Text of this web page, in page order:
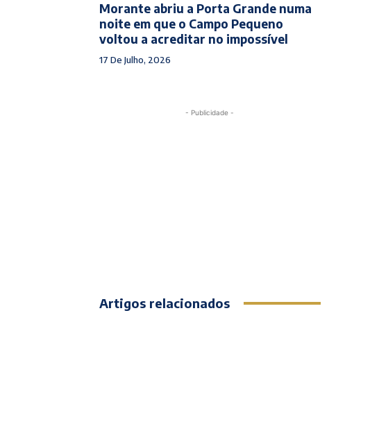
Morante abriu a Porta Grande numa
noite em que o Campo Pequeno
voltou a acreditar no impossível
17 De Julho, 2026
- Publicidade -
Artigos relacionados